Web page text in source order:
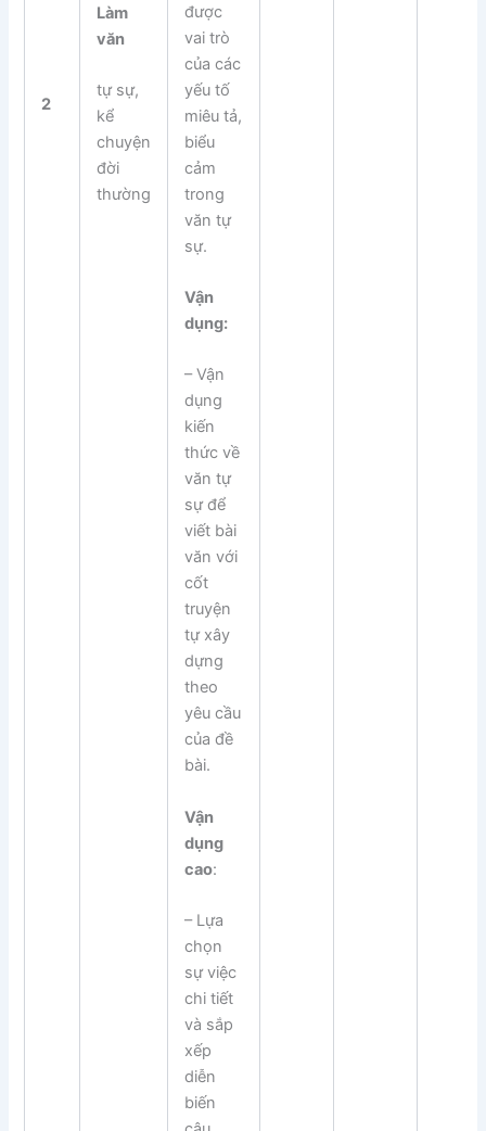
2
Làm
văn
tự sự,
kể
chuyện
đời
thường
được
vai trò
của các
yếu tố
miêu tả,
biểu
cảm
trong
văn tự
sự.
Vận
dụng:
– Vận
dụng
kiến
thức về
văn tự
sự để
viết bài
văn với
cốt
truyện
tự xây
dựng
theo
yêu cầu
của đề
bài.
Vận
dụng
cao:
– Lựa
chọn
sự việc
chi tiết
và sắp
xếp
diễn
biến